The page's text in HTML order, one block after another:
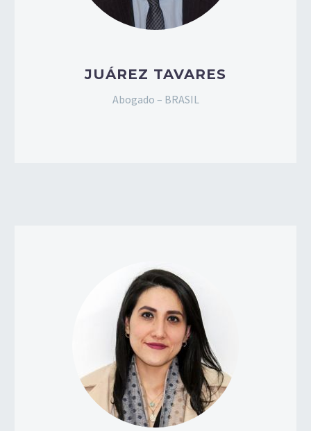
JUÁREZ TAVARES
Abogado – BRASIL